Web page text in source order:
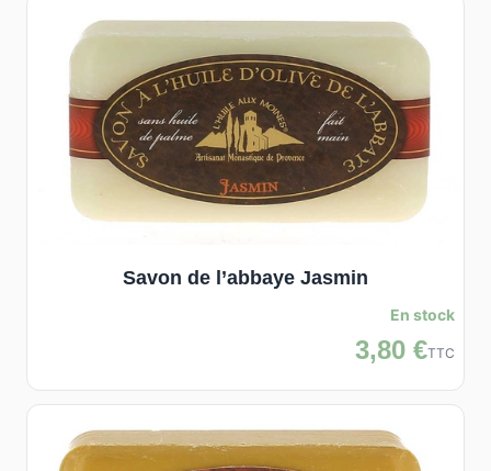
Savon de l’abbaye Jasmin
En stock
3,80 €TTC